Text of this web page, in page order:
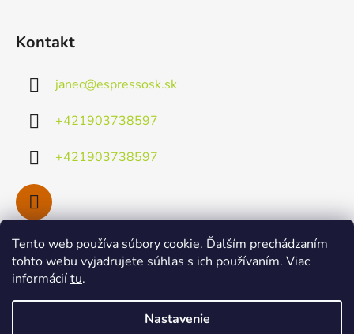
Tento web používa súbory cookie. Ďalším prechádzaním
tohto webu vyjadrujete súhlas s ich používaním. Viac
informáciítu.
Nastavenie
Kontakt
janec@espressosk.sk
+421903738597
+421903738597
Facebook